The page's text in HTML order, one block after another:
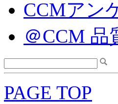
CCMアン
＠CCM 品
PAGE TOP